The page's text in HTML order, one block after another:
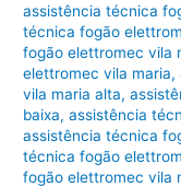
assistência técnica
técnica fogão
fogão elettromec vila
elettromec vila maria,
vila maria alta,
baixa,assistência
assistência técnica
técnica fogão
fogão elettromec vila